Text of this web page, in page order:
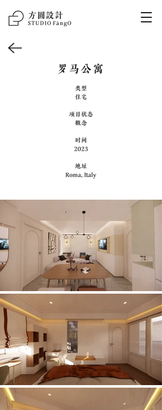
方圆设计
STUDIO FāngO
罗马公寓
类型
住宅
项目状态
概念
时间
2023
地址
Roma, Italy